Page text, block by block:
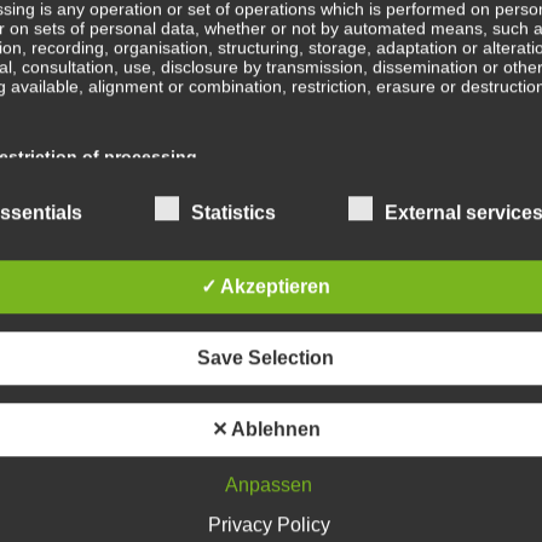
is any operation or set of operations which is performed on
on sets of personal data, whether or not by automated means, such
recording, organisation, structuring, storage, adaptation or
consultation, use, disclosure by transmission, dissemination or
available, alignment or combination, restriction, erasure or
of processing
of processing is the marking of stored personal data with the aim
their processing in the future.
means any form of automated processing of personal data consisting
of personal data to evaluate certain personal aspects relating to a
in particular to analyse or predict aspects concerning that natural
at work, economic situation, health, personal preferences,
behaviour, location or movements.
Statistics External services
✓ Akzeptieren
Save Selection
✕ Ablehnen
Anpassen
Privacy Policy